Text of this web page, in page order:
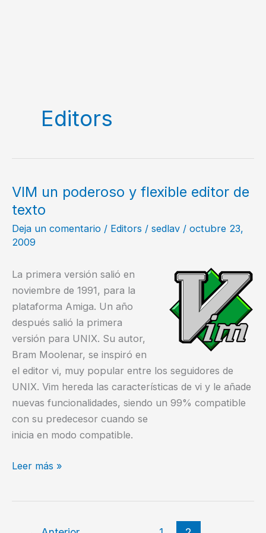
Editors
VIM un poderoso y flexible editor de
texto
Deja un comentario / Editors / sedlav / octubre 23,
2009
La primera versión salió en
noviembre de 1991, para la
plataforma Amiga. Un año
después salió la primera
versión para UNIX. Su autor,
Bram Moolenar, se inspiró en
el editor vi, muy popular entre los seguidores de
UNIX. Vim hereda las características de vi y le añade
nuevas funcionalidades, siendo un 99% compatible
con su predecesor cuando se
inicia en modo compatible.
VIM
flexible
Leer más »